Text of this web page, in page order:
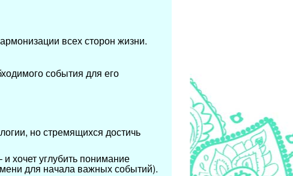
всех сторон жизни.
события для его
но стремящихся достичь
хочет углубить понимание
для начала важных событий).